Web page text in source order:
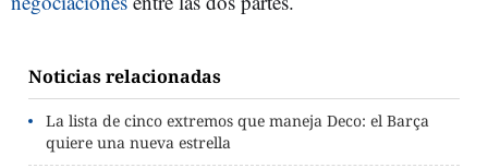
Noticias relacionadas
La lista de cinco extremos que maneja Deco: el Barça
quiere una nueva estrella